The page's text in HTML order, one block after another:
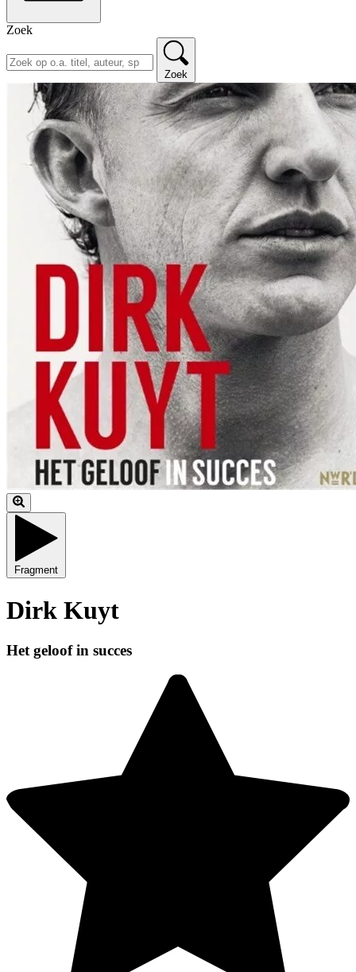
Zoek
Zoek
Fragment
Dirk Kuyt
Het geloof in succes